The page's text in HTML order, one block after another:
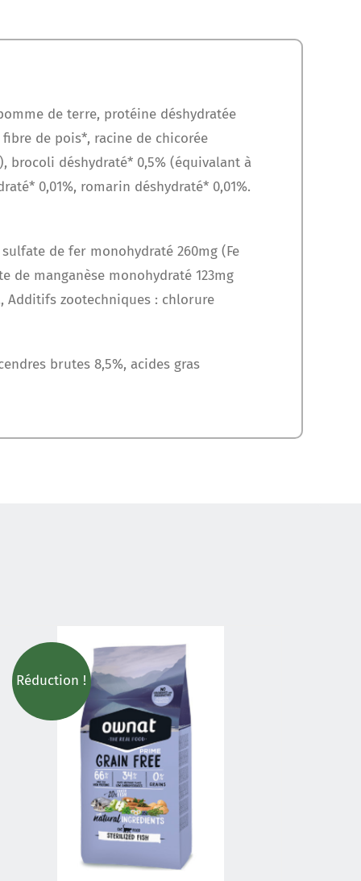
de terre, protéine déshydratée
de pois*, racine de chicorée
brocoli déshydraté* 0,5% (équivalant à
0,01%, romarin déshydraté* 0,01%.
de fer monohydraté 260mg (Fe
de manganèse monohydraté 123mg
Additifs zootechniques : chlorure
brutes 8,5%, acides gras
Réduction !